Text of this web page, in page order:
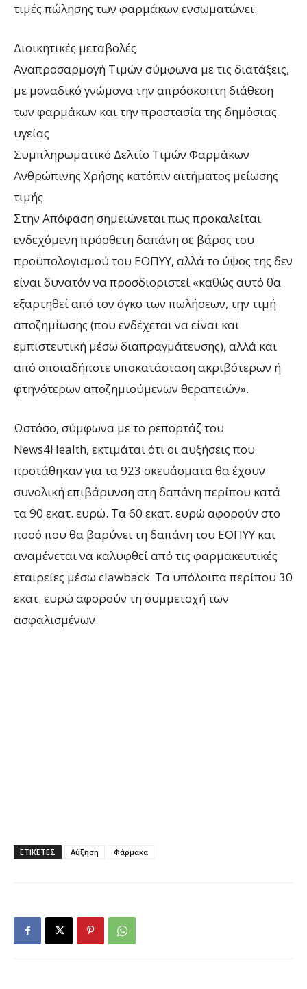
τιμές πώλησης των φαρμάκων ενσωματώνει:
Διοικητικές μεταβολές
Αναπροσαρμογή Τιμών σύμφωνα με τις διατάξεις,
με μοναδικό γνώμονα την απρόσκοπτη διάθεση
των φαρμάκων και την προστασία της δημόσιας
υγείας
Συμπληρωματικό Δελτίο Τιμών Φαρμάκων
Ανθρώπινης Χρήσης κατόπιν αιτήματος μείωσης
τιμής
Στην Απόφαση σημειώνεται πως προκαλείται
ενδεχόμενη πρόσθετη δαπάνη σε βάρος του
προϋπολογισμού του ΕΟΠΥΥ, αλλά το ύψος της δεν
είναι δυνατόν να προσδιοριστεί «καθώς αυτό θα
εξαρτηθεί από τον όγκο των πωλήσεων, την τιμή
αποζημίωσης (που ενδέχεται να είναι και
εμπιστευτική μέσω διαπραγμάτευσης), αλλά και
από οποιαδήποτε υποκατάσταση ακριβότερων ή
φτηνότερων αποζημιούμενων θεραπειών».
Ωστόσο, σύμφωνα με το ρεπορτάζ του
News4Health, εκτιμάται ότι οι αυξήσεις που
προτάθηκαν για τα 923 σκευάσματα θα έχουν
συνολική επιβάρυνση στη δαπάνη περίπου κατά
τα 90 εκατ. ευρώ. Τα 60 εκατ. ευρώ αφορούν στο
ποσό που θα βαρύνει τη δαπάνη του ΕΟΠΥΥ και
αναμένεται να καλυφθεί από τις φαρμακευτικές
εταιρείες μέσω clawback. Τα υπόλοιπα περίπου 30
εκατ. ευρώ αφορούν τη συμμετοχή των
ασφαλισμένων.
ΕΤΙΚΕΤΕΣ Αύξηση Φάρμακα